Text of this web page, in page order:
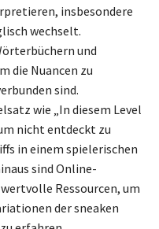
insbesondere
wechselt.
und
die Nuancen zu
sind.
wie „In diesem Level
nicht entdeckt zu
in einem spielerischen
sind Online-
Ressourcen, um
der sneaken